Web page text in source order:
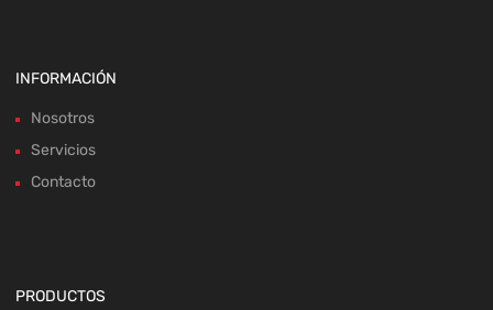
INFORMACIÓN
Nosotros
Servicios
Contacto
PRODUCTOS